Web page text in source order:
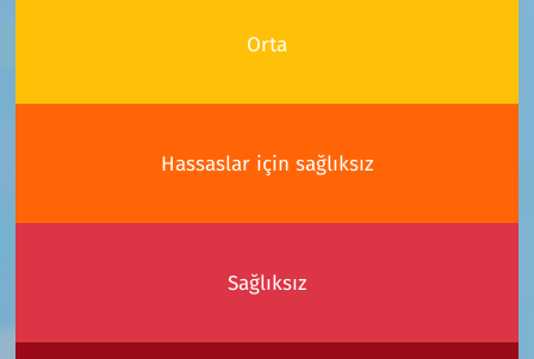
Orta
Hassaslar için sağlıksız
Sağlıksız